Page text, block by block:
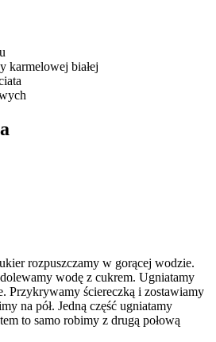
karmelowej białej
rozpuszczamy w gorącej wodzie.
wodę z cukrem. Ugniatamy
Przykrywamy ściereczką i zostawiamy
na pół. Jedną część ugniatamy
to samo robimy z drugą połową